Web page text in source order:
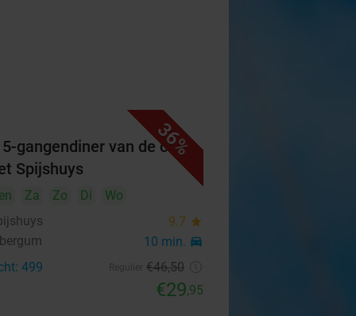
36%
gangendiner van de chef
Spijshuys
Za Zo Di
Wo
9.7 star
10 min. directions_car
499 €46,50
€29,95